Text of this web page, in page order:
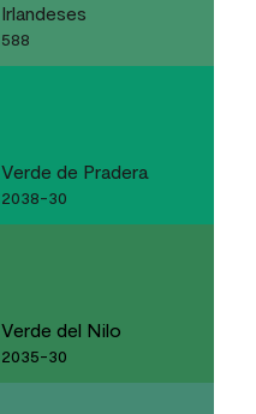
Irlandeses
588
Verde de Pradera
2038-30
Verde del Nilo
2035-30